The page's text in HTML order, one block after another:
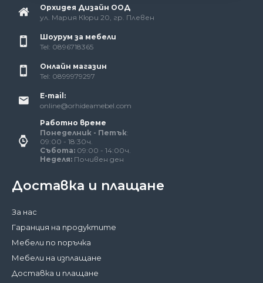
Орхидея Дизайн ООД
ул. Мария Кюри 20, гр. Плевен
Шоурум за мебели
Tel: 0896718365
Онлайн магазин
Tel: 0899979297
E-mail:
online@orhideamebel.com
Работно време
Понеделник - Петък:
09:00 - 18:30ч.
Събота: 09:00 - 14:00ч.
Неделя: Почивен ден
Доставка и плащане
За нас
Гаранция на продуктите
Мебели по поръчка
Мебели на изплащане
Доставка и плащане